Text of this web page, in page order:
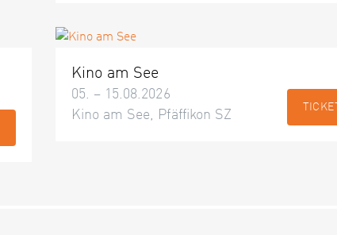
Kino am See
05. – 15.08.2026
Kino am See, Pfäffikon SZ